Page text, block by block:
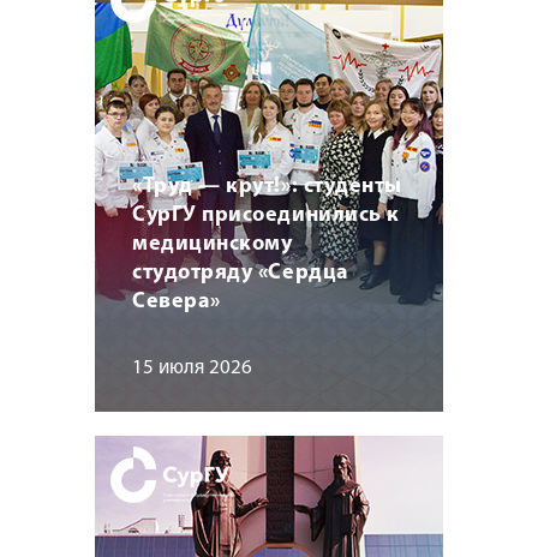
«Труд — крут!»: студенты
СурГУ присоединились к
медицинскому
студотряду «Сердца
Севера»
15 июля 2026